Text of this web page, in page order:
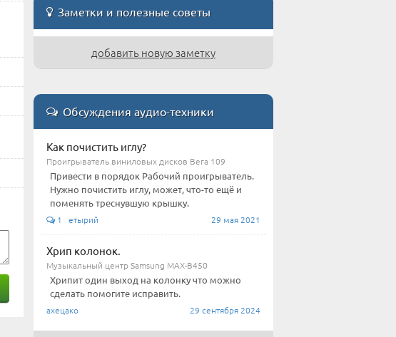
Заметки и полезные советы
добавить новую заметку
Обсуждения аудио-техники
Как почистить иглу?
Проигрыватель виниловых дисков Вега 109
Привести в порядок Рабочий проигрыватель.
Нужно почистить иглу, может, что-то ещё и
поменять треснувшую крышку.
1 етырий 29 мая 2021
Хрип колонок.
Музыкальный центр Samsung MAX-B450
Хрипит один выход на колонку что можно
сделать помогите исправить.
ахецако 29 сентября 2024